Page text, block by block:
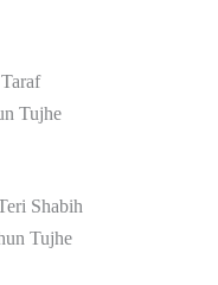
Tujhe
Shabih
Tujhe